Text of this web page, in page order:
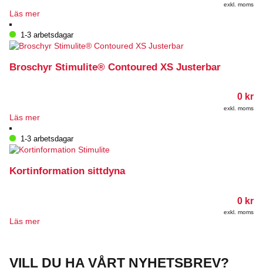
exkl. moms
Läs mer
1-3 arbetsdagar
Broschyr Stimulite® Contoured XS Justerbar
0 kr
exkl. moms
Läs mer
1-3 arbetsdagar
Kortinformation sittdyna
0 kr
exkl. moms
Läs mer
VILL DU HA VÅRT NYHETSBREV?